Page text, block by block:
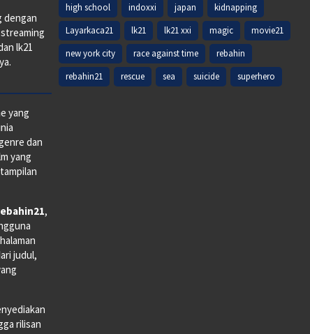
dengan
lk21
yang
dan
yang
,
judul,
rilisan
high school
indoxxi japan
kidnapping
Layarkaca21
lk21 lk21 xxi magic
movie21
new york city
race against time
rebahin
rebahin21
rescue sea suicide superhero